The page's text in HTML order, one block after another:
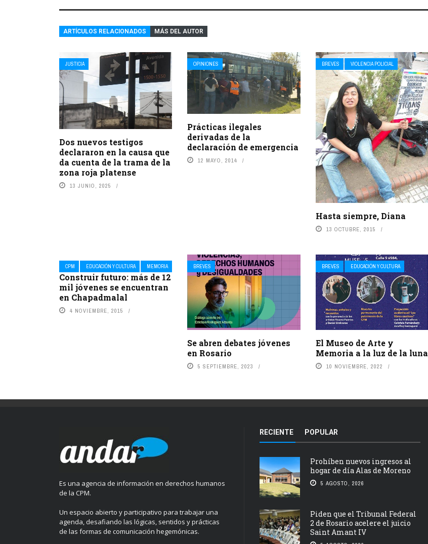
ARTÍCULOS RELACIONADOS MÁS DEL AUTOR
JUSTICIA
Dos nuevos testigos
declararon en la causa que
da cuenta de la trama de la
zona roja platense
13 JUNIO, 2025
OPINIONES
Prácticas ilegales
derivadas de la
declaración de emergencia
12 MAYO, 2014
BREVES VIOLENCIA POLICIAL
Hasta siempre, Diana
13 OCTUBRE, 2015
CPM EDUCACIÓN Y CULTURA MEMORIA
Construir futuro: más de 12
mil jóvenes se encuentran
en Chapadmalal
4 NOVIEMBRE, 2015
BREVES
Se abren debates jóvenes
en Rosario
5 SEPTIEMBRE, 2023
BREVES EDUCACIÓN Y CULTURA
El Museo de Arte y
Memoria a la luz de la luna
10 NOVIEMBRE, 2022
Es una agencia de información en derechos humanos
de la CPM.
Un espacio abierto y participativo para trabajar una
agenda, desafiando las lógicas, sentidos y prácticas
de las formas de comunicación hegemónicas.
RECIENTE POPULAR
Prohíben nuevos ingresos al
hogar de día Alas de Moreno
5 AGOSTO, 2026
Piden que el Tribunal Federal
2 de Rosario acelere el juicio
Saint Amant IV